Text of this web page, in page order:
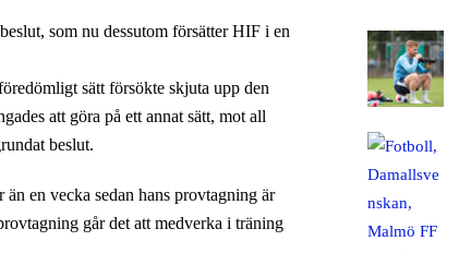
som nu dessutom försätter HIF i en
sätt försökte skjuta upp den
att göra på ett annat sätt, mot all
beslut.
en vecka sedan hans provtagning är
går det att medverka i träning